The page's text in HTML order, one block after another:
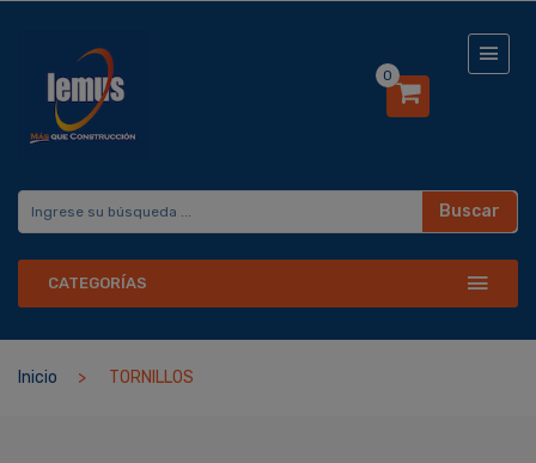
0
Buscar
CATEGORÍAS
Inicio TORNILLOS